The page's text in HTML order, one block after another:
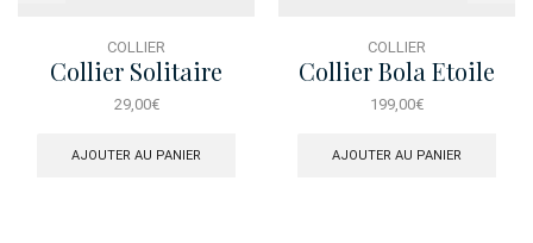
COLLIER
Collier Solitaire
Brillant
29,00€
AJOUTER AU PANIER
COLLIER
Collier Bola Etoile
199,00€
AJOUTER AU PANIER